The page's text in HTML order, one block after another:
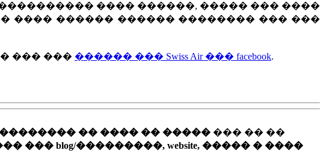
���� ������, ����� ��� ����
���� ������ ������ �������� ��� ���
��� ��� ������ ��� Swiss Air ��� facebook.
�� ���� �� ����� ��� �� ��
blog/���������, website, ����� � ����